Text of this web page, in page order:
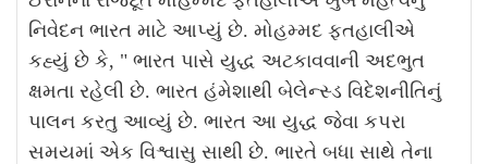
નિવેદન ભારત માટે આપ્યું છે. મોહમ્મદ ફતહાલીએ
કહ્યું છે કે, " ભારત પાસે યુદ્ધ અટકાવવાની અદભુત
ક્ષમતા રહેલી છે. ભારત હંમેશાથી બેલેન્સ્ડ વિદેશનીતિનું
પાલન કરતુ આવ્યું છે. ભારત આ યુદ્ધ જેવા કપરા
સમયમાં એક વિશ્વાસુ સાથી છે. ભારતે બધા સાથે તેના